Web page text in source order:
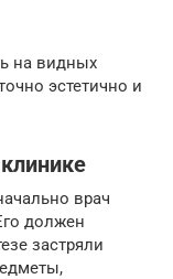
на видных
эстетично и
врач
должен
застряли